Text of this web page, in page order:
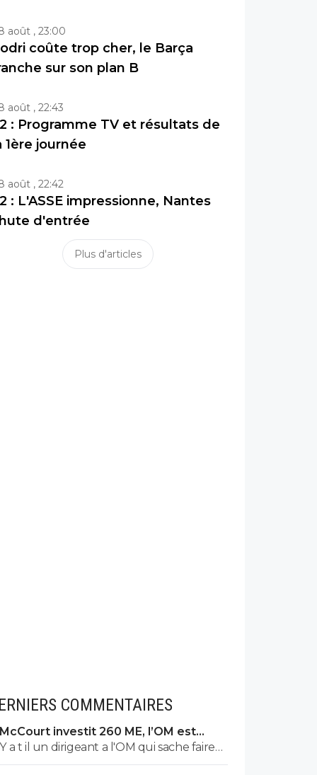
août , 23:00
coûte trop cher, le Barça
sur son plan B
août , 22:43
: Programme TV et résultats de
1ère journée
août , 22:42
: L'ASSE impressionne, Nantes
d'entrée
Plus d'articles
COMMENTAIRES
McCourt investit 260 ME, l’OM est
rétrogradé
Y a t il un dirigeant a l'OM qui sache faire
des calculs ? Un jour peut etre on